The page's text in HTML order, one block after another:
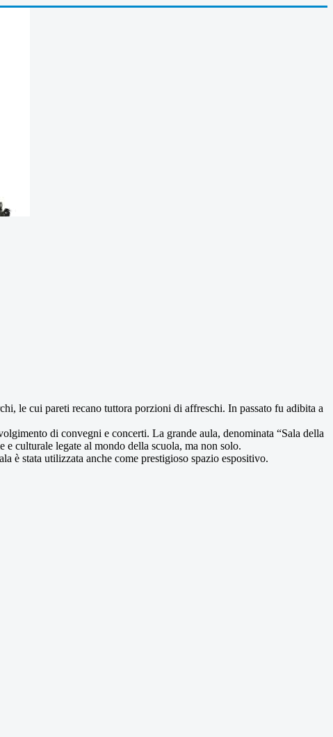
le cui pareti recano tuttora porzioni di affreschi. In passato fu adibita a
di convegni e concerti. La grande aula, denominata “Sala della
culturale legate al mondo della scuola, ma non solo.
è stata utilizzata anche come prestigioso spazio espositivo.